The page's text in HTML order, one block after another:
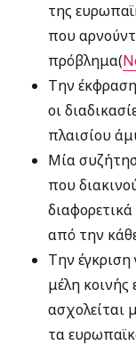
της
που
πρόβλημα(
Την
οι
πλαισίου
Μία
που
από την
Την
μέλη κοινής
ασχολείται
τα